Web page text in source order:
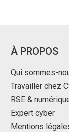
À PROPOS
Qui sommes-
Travailler chez
RSE &
Expert cyber
Mentions